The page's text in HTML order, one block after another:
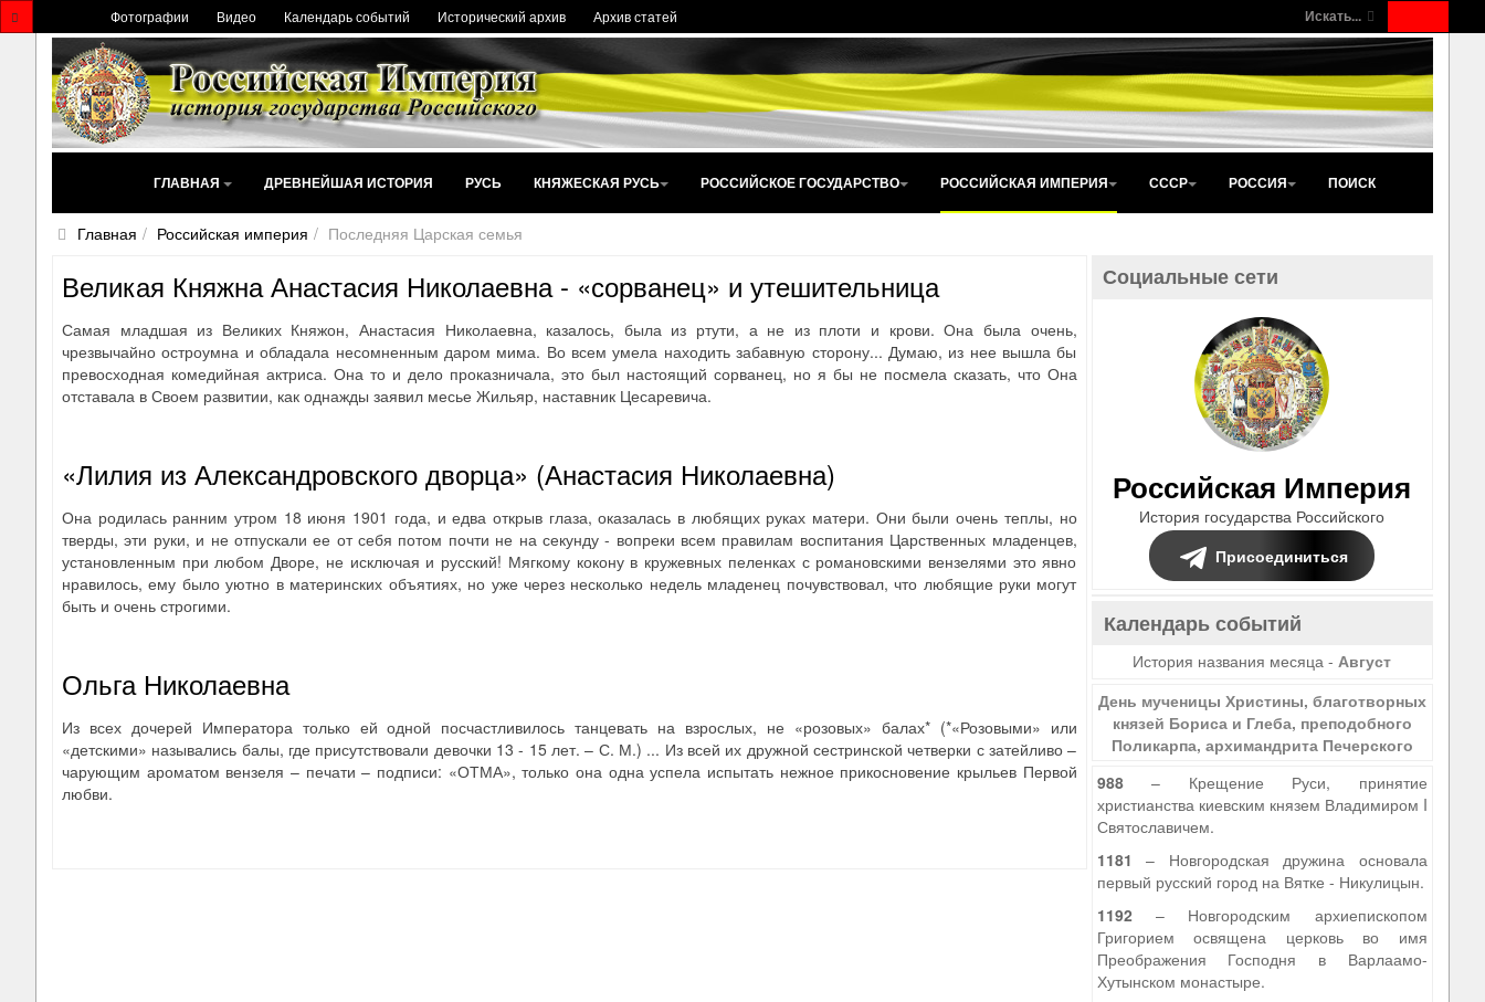
Искать...
Фотографии Видео Календарь событий Исторический архив Архив статей
ГЛАВНАЯ ДРЕВНЕЙШАЯ ИСТОРИЯ РУСЬ КНЯЖЕСКАЯ РУСЬ РОССИЙСКОЕ ГОСУДАРСТВО РОССИЙСКАЯ ИМПЕРИЯ СССР РОССИЯ ПОИСК
Главная Российская империя Последняя Царская семья
Великая Княжна Анастасия Николаевна - «сорванец» и утешительница
Самая младшая из Великих Княжон, Анастасия Николаевна, казалось, была из ртути, а не из плоти и крови. Она была очень,
чрезвычайно остроумна и обладала несомненным даром мима. Во всем умела находить забавную сторону... Думаю, из нее вышла бы
превосходная комедийная актриса. Она то и дело проказничала, это был настоящий сорванец, но я бы не посмела сказать, что Она
отставала в Своем развитии, как однажды заявил месье Жильяр, наставник Цесаревича.
«Лилия из Александровского дворца» (Анастасия Николаевна)
Она родилась ранним утром 18 июня 1901 года, и едва открыв глаза, оказалась в любящих руках матери. Они были очень теплы, но
тверды, эти руки, и не отпускали ее от себя потом почти не на секунду - вопреки всем правилам воспитания Царственных младенцев,
установленным при любом Дворе, не исключая и русский! Мягкому кокону в кружевных пеленках с романовскими вензелями это явно
нравилось, ему было уютно в материнских объятиях, но уже через несколько недель младенец почувствовал, что любящие руки могут
быть и очень строгими.
Ольга Николаевна
Из всех дочерей Императора только ей одной посчастливилось танцевать на взрослых, не «розовых» балах* (*«Розовыми» или
«детскими» назывались балы, где присутствовали девочки 13 - 15 лет. – С. М.) ... Из всей их дружной сестринской четверки с затейливо –
чарующим ароматом вензеля – печати – подписи: «ОТМА», только она одна успела испытать нежное прикосновение крыльев Первой
любви.
Социальные сети
Российская Империя
История государства Российского
Присоединиться
Календарь событий
История названия месяца -Август
День мученицы Христины, благотворных
князей Бориса и Глеба, преподобного
Поликарпа, архимандрита Печерского
988– Крещение Руси, принятие
христианства киевским князем Владимиром I
Святославичем.
1181 – Новгородская дружина основала
первый русский город на Вятке - Никулицын.
1192– Новгородским архиепископом
Григорием освящена церковь во имя
Преображения Господня в Варлаамо-
Хутынском монастыре.